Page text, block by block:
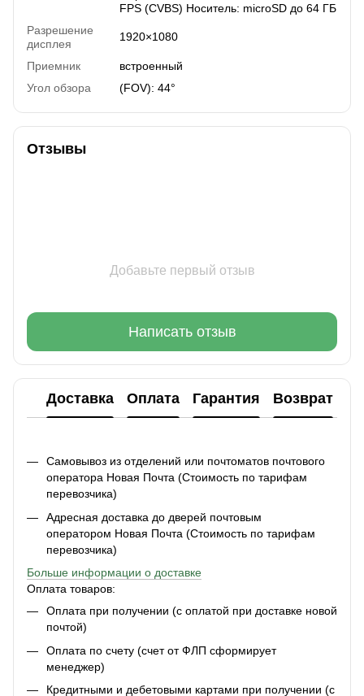
FPS (CVBS) Носитель: microSD до 64 ГБ
Разрешение
дисплея
1920×1080
Приемник
встроенный
Угол обзора
(FOV): 44°
Отзывы
Добавьте первый отзыв
Написать отзыв
Доставка Оплата Гарантия Возврат
Самовывоз из отделений или почтоматов почтового
оператора Новая Почта (Стоимость по тарифам
перевозчика)
Адресная доставка до дверей почтовым
оператором Новая Почта (Стоимость по тарифам
перевозчика)
Больше информации о доставке
Оплата товаров:
Оплата при получении (с оплатой при доставке новой
почтой)
Оплата по счету (счет от ФЛП сформирует
менеджер)
Кредитными и дебетовыми картами при получении (с